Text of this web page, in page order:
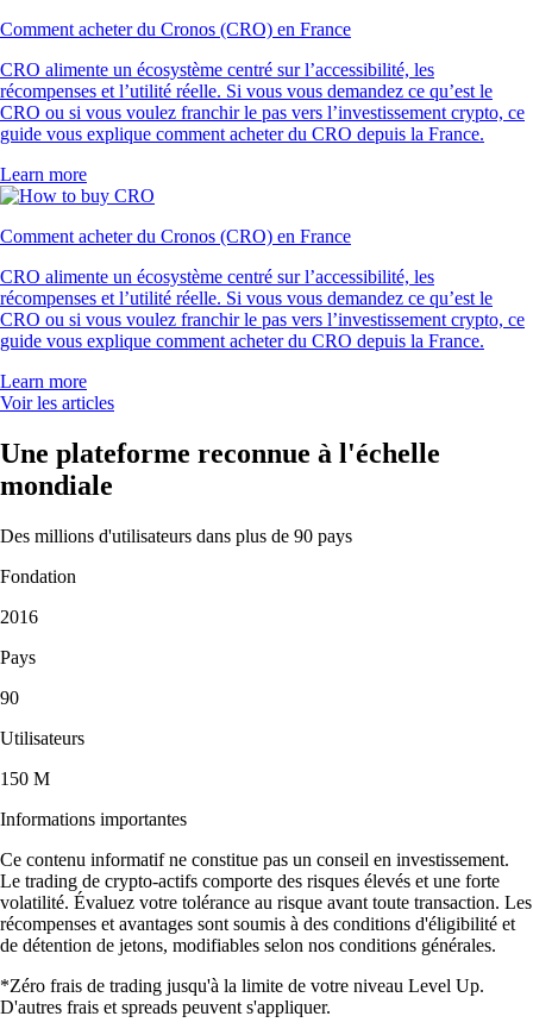
Comment acheter du Cronos (CRO) en France
CRO alimente un écosystème centré sur l’accessibilité, les
récompenses et l’utilité réelle. Si vous vous demandez ce qu’est le
CRO ou si vous voulez franchir le pas vers l’investissement crypto, ce
guide vous explique comment acheter du CRO depuis la France.
Learn more
Comment acheter du Cronos (CRO) en France
CRO alimente un écosystème centré sur l’accessibilité, les
récompenses et l’utilité réelle. Si vous vous demandez ce qu’est le
CRO ou si vous voulez franchir le pas vers l’investissement crypto, ce
guide vous explique comment acheter du CRO depuis la France.
Learn more
Voir les articles
Une plateforme reconnue à l'échelle
mondiale
Des millions d'utilisateurs dans plus de 90 pays
Fondation
2016
Pays
90
Utilisateurs
150 M
Informations importantes
Ce contenu informatif ne constitue pas un conseil en investissement.
Le trading de crypto-actifs comporte des risques élevés et une forte
volatilité. Évaluez votre tolérance au risque avant toute transaction. Les
récompenses et avantages sont soumis à des conditions d'éligibilité et
de détention de jetons, modifiables selon nos conditions générales.
*Zéro frais de trading jusqu'à la limite de votre niveau Level Up.
D'autres frais et spreads peuvent s'appliquer.